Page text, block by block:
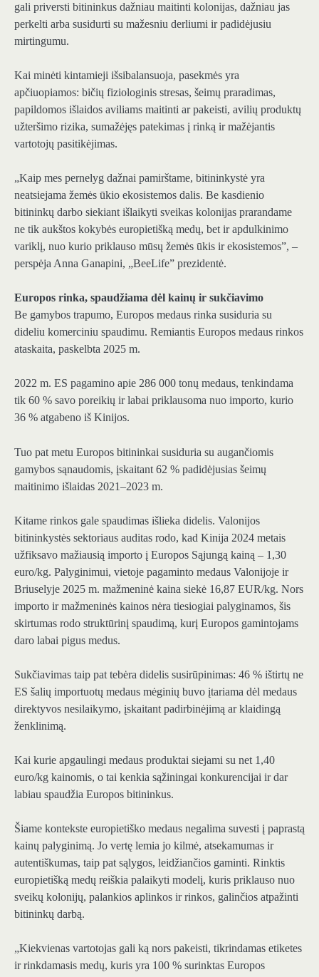
gali priversti bitininkus dažniau maitinti kolonijas, dažniau jas
perkelti arba susidurti su mažesniu derliumi ir padidėjusiu
mirtingumu.
Kai minėti kintamieji išsibalansuoja, pasekmės yra
apčiuopiamos: bičių fiziologinis stresas, šeimų praradimas,
papildomos išlaidos aviliams maitinti ar pakeisti, avilių produktų
užteršimo rizika, sumažėjęs patekimas į rinką ir mažėjantis
vartotojų pasitikėjimas.
„Kaip mes pernelyg dažnai pamirštame, bitininkystė yra
neatsiejama žemės ūkio ekosistemos dalis. Be kasdienio
bitininkų darbo siekiant išlaikyti sveikas kolonijas prarandame
ne tik aukštos kokybės europietišką medų, bet ir apdulkinimo
variklį, nuo kurio priklauso mūsų žemės ūkis ir ekosistemos”, –
perspėja Anna Ganapini, „BeeLife” prezidentė.
Europos rinka, spaudžiama dėl kainų ir sukčiavimo
Be gamybos trapumo, Europos medaus rinka susiduria su
dideliu komerciniu spaudimu. Remiantis Europos medaus rinkos
ataskaita, paskelbta 2025 m.
2022 m. ES pagamino apie 286 000 tonų medaus, tenkindama
tik 60 % savo poreikių ir labai priklausoma nuo importo, kurio
36 % atgabeno iš Kinijos.
Tuo pat metu Europos bitininkai susiduria su augančiomis
gamybos sąnaudomis, įskaitant 62 % padidėjusias šeimų
maitinimo išlaidas 2021–2023 m.
Kitame rinkos gale spaudimas išlieka didelis. Valonijos
bitininkystės sektoriaus auditas rodo, kad Kinija 2024 metais
užfiksavo mažiausią importo į Europos Sąjungą kainą – 1,30
euro/kg. Palyginimui, vietoje pagaminto medaus Valonijoje ir
Briuselyje 2025 m. mažmeninė kaina siekė 16,87 EUR/kg. Nors
importo ir mažmeninės kainos nėra tiesiogiai palyginamos, šis
skirtumas rodo struktūrinį spaudimą, kurį Europos gamintojams
daro labai pigus medus.
Sukčiavimas taip pat tebėra didelis susirūpinimas: 46 % ištirtų ne
ES šalių importuotų medaus mėginių buvo įtariama dėl medaus
direktyvos nesilaikymo, įskaitant padirbinėjimą ar klaidingą
ženklinimą.
Kai kurie apgaulingi medaus produktai siejami su net 1,40
euro/kg kainomis, o tai kenkia sąžiningai konkurencijai ir dar
labiau spaudžia Europos bitininkus.
Šiame kontekste europietiško medaus negalima suvesti į paprastą
kainų palyginimą. Jo vertę lemia jo kilmė, atsekamumas ir
autentiškumas, taip pat sąlygos, leidžiančios gaminti. Rinktis
europietišką medų reiškia palaikyti modelį, kuris priklauso nuo
sveikų kolonijų, palankios aplinkos ir rinkos, galinčios atpažinti
bitininkų darbą.
„Kiekvienas vartotojas gali ką nors pakeisti, tikrindamas etiketes
ir rinkdamasis medų, kuris yra 100 % surinktas Europos